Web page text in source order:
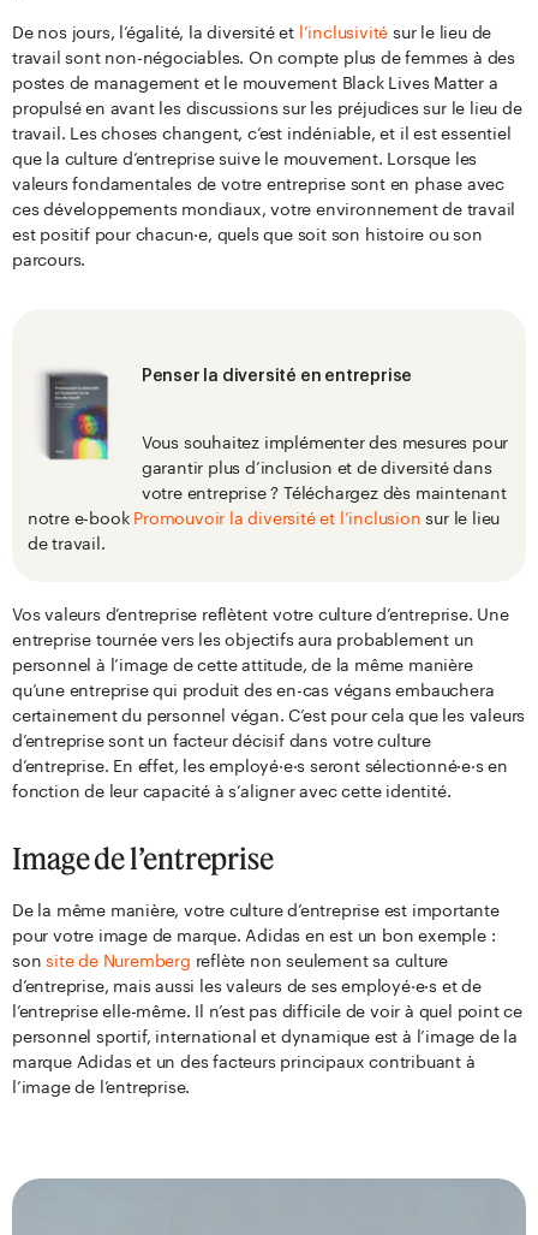
De nos jours, l’égalité, la diversité et l’inclusivité sur le lieu de
travail sont non-négociables. On compte plus de femmes à des
postes de management et le mouvement Black Lives Matter a
propulsé en avant les discussions sur les préjudices sur le lieu de
travail. Les choses changent, c’est indéniable, et il est essentiel
que la culture d’entreprise suive le mouvement. Lorsque les
valeurs fondamentales de votre entreprise sont en phase avec
ces développements mondiaux, votre environnement de travail
est positif pour chacun·e, quels que soit son histoire ou son
parcours.
Penser la diversité en entreprise
Vous souhaitez implémenter des mesures pour
garantir plus d’inclusion et de diversité dans
votre entreprise ? Téléchargez dès maintenant
notre e-book Promouvoir la diversité et l’inclusion sur le lieu
de travail.
Vos valeurs d’entreprise reflètent votre culture d’entreprise. Une
entreprise tournée vers les objectifs aura probablement un
personnel à l’image de cette attitude, de la même manière
qu’une entreprise qui produit des en-cas végans embauchera
certainement du personnel végan. C’est pour cela que les valeurs
d’entreprise sont un facteur décisif dans votre culture
d’entreprise. En effet, les employé·e·s seront sélectionné·e·s en
fonction de leur capacité à s’aligner avec cette identité.
Image de l’entreprise
De la même manière, votre culture d’entreprise est importante
pour votre image de marque. Adidas en est un bon exemple :
son site de Nuremberg reflète non seulement sa culture
d’entreprise, mais aussi les valeurs de ses employé·e·s et de
l’entreprise elle-même. Il n’est pas difficile de voir à quel point ce
personnel sportif, international et dynamique est à l’image de la
marque Adidas et un des facteurs principaux contribuant à
l’image de l’entreprise.